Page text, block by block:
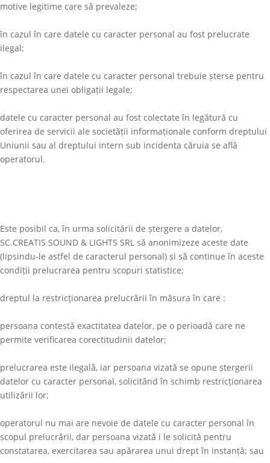
motive legitime care să prevaleze;
în cazul în care datele cu caracter personal au fost prelucrate
ilegal;
în cazul în care datele cu caracter personal trebuie șterse pentru
respectarea unei obligații legale;
datele cu caracter personal au fost colectate în legătură cu
oferirea de servicii ale societății informaționale conform dreptului
Uniunii sau al dreptului intern sub incidenta căruia se află
operatorul.
Este posibil ca, în urma solicitării de ștergere a datelor,
SC.CREATIS SOUND & LIGHTS SRL să anonimizeze aceste date
(lipsindu-le astfel de caracterul personal) și să continue în aceste
condiții prelucrarea pentru scopuri statistice;
dreptul la restricționarea prelucrării în măsura în care :
persoana contestă exactitatea datelor, pe o perioadă care ne
permite verificarea corectitudinii datelor;
prelucrarea este ilegală, iar persoana vizată se opune ștergerii
datelor cu caracter personal, solicitând în schimb restricționarea
utilizării lor;
operatorul nu mai are nevoie de datele cu caracter personal în
scopul prelucrării, dar persoana vizată i le solicită pentru
constatarea, exercitarea sau apărarea unui drept în instanță; sau